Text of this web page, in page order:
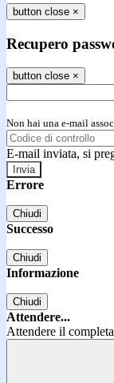
button close ×
Recupero
button close ×
Non hai una e-mail
E-mail inviata, si
Errore
Chiudi
Successo
Chiudi
Informazione
Chiudi
Attendere...
Attendere il